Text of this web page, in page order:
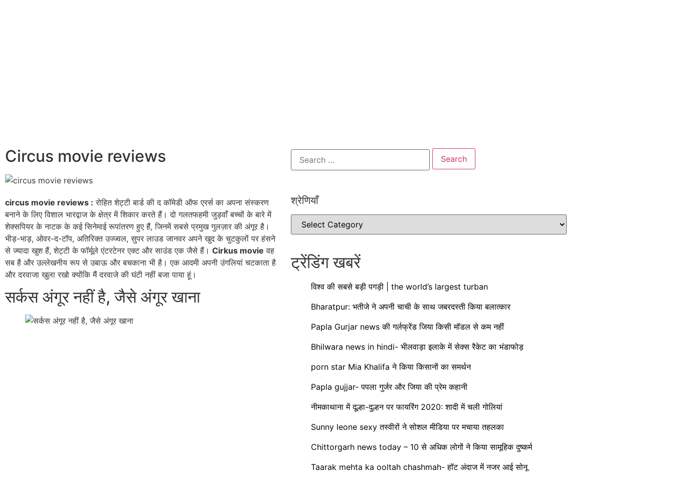
Circus movie reviews
circus movie reviews : रोहित शेट्टी बार्ड की द कॉमेडी ऑफ एरर्स का अपना संस्करण
बनाने के लिए विशाल भारद्वाज के क्षेत्र में शिकार करते हैं। दो गलतफहमी जुड़वाँ बच्चों के बारे में
शेक्सपियर के नाटक के कई सिनेमाई रूपांतरण हुए हैं, जिनमें सबसे प्रमुख गुलज़ार की अंगूर है।
भीड़-भाड़, ओवर-द-टॉप, अतिरिक्त उज्ज्वल, सुपर लाउड जानवर अपने खुद के चुटकुलों पर हंसने
से ज्यादा खुश हैं, शेट्टी के फॉर्मूले एंटरटेनर एक्ट और साउंड एक जैसे हैं। Cirkus movie वह
सब है और उल्लेखनीय रूप से उबाऊ और बचकाना भी है। एक आदमी अपनी उंगलियां चटकाता है
और दरवाजा खुला रखो क्योंकि मैं दरवाजे की घंटी नहीं बजा पाया हूं।
सर्कस अंगूर नहीं है, जैसे अंगूर खाना
श्रेणियाँ​​
ट्रेंडिंग खबरें
विश्व की सबसे बड़ी पगड़ी | the world’s largest turban
Bharatpur: भतीजे ने अपनी चाची के साथ जबरदस्ती किया बलात्कार
Papla Gurjar news की गर्लफ्रेंड जिया किसी मॉडल से कम नहीं
Bhilwara news in hindi- भीलवाड़ा इलाके में सेक्स रैकेट का भंडाफोड़
porn star Mia Khalifa ने किया किसानों का समर्थन
Papla gujjar- पपला गुर्जर और जिया की प्रेम कहानी
नीमकाथाना में दूल्हा-दुल्हन पर फायरिंग 2020: शादी में चली गोलियां
Sunny leone sexy तस्वीरों ने सोशल मीडिया पर मचाया तहलका
Chittorgarh news today – 10 से अधिक लोगों ने किया सामूहिक दुष्कर्म
Taarak mehta ka ooltah chashmah- हॉट अंदाज में नजर आई सोनू